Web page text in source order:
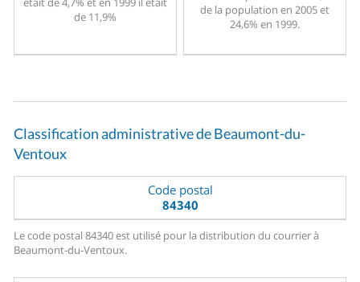
de 11,9%
de la population en 2005 et
24,6% en 1999.
Classification administrative de Beaumont-du-
Ventoux
Code postal
84340
Le code postal 84340 est utilisé pour la distribution du courrier à
Beaumont-du-Ventoux.